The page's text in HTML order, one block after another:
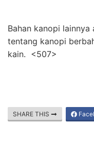
Bahan kanopi
tentang kanopi
kain. <507>
SHARE THIS